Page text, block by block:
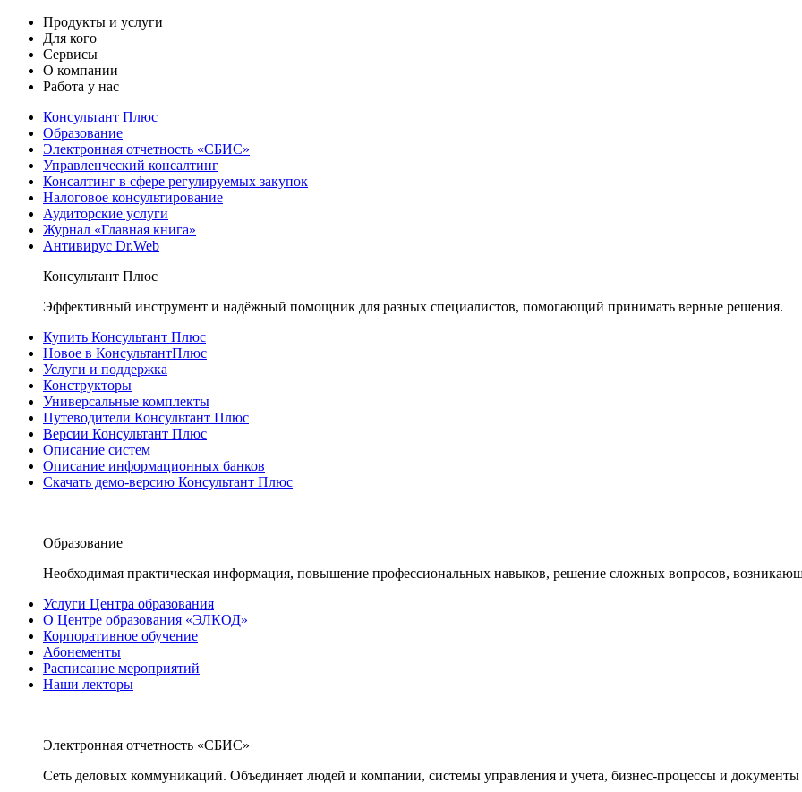
Продукты и услуги
Для кого
Сервисы
О компании
Работа у нас
Консультант Плюс
Образование
Электронная отчетность «СБИС»
Управленческий консалтинг
Консалтинг в сфере регулируемых закупок
Налоговое консультирование
Аудиторские услуги
Журнал «Главная книга»
Антивирус Dr.Web
Консультант Плюс
Эффективный инструмент и надёжный помощник для разных специалистов, помогающий принимать верные решения.
Купить Консультант Плюс
Новое в КонсультантПлюс
Услуги и поддержка
Конструкторы
Универсальные комплекты
Путеводители Консультант Плюс
Версии Консультант Плюс
Описание систем
Описание информационных банков
Скачать демо-версию Консультант Плюс
Образование
Необходимая практическая информация, повышение профессиональных навыков, решение сложных вопросов,
Услуги Центра образования
О Центре образования «ЭЛКОД»
Корпоративное обучение
Абонементы
Расписание мероприятий
Наши лекторы
Электронная отчетность «СБИС»
Сеть деловых коммуникаций. Объединяет людей и компании, системы управления и учета, бизнес-процессы и документы